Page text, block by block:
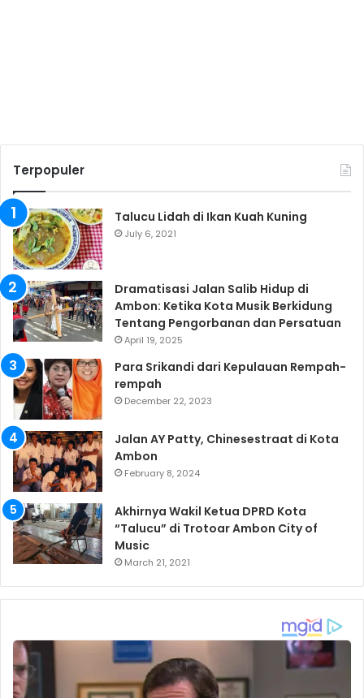
Terpopuler
Talucu Lidah di Ikan Kuah Kuning
July 6, 2021
Dramatisasi Jalan Salib Hidup di
Ambon: Ketika Kota Musik Berkidung
Tentang Pengorbanan dan Persatuan
April 19, 2025
Para Srikandi dari Kepulauan Rempah-
rempah
December 22, 2023
Jalan AY Patty, Chinesestraat di Kota
Ambon
February 8, 2024
Akhirnya Wakil Ketua DPRD Kota
“Talucu” di Trotoar Ambon City of
Music
March 21, 2021